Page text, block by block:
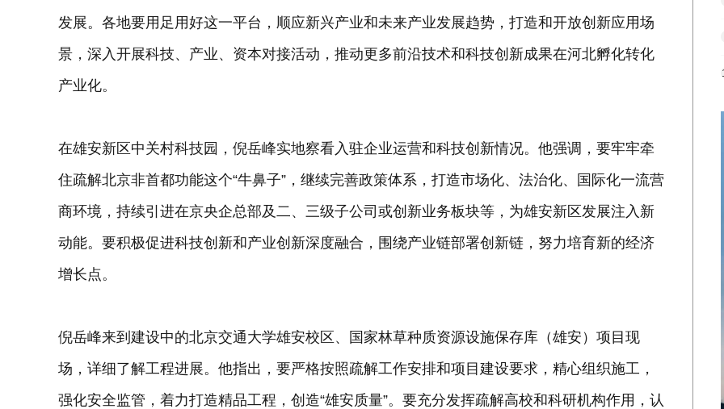
发展。各地要用足用好这一平台，顺应新兴产业和未来产业发展趋势，打造和开放创新应用场
景，深入开展科技、产业、资本对接活动，推动更多前沿技术和科技创新成果在河北孵化转化
产业化。
在雄安新区中关村科技园，倪岳峰实地察看入驻企业运营和科技创新情况。他强调，要牢牢牵
住疏解北京非首都功能这个“牛鼻子”，继续完善政策体系，打造市场化、法治化、国际化一流营
商环境，持续引进在京央企总部及二、三级子公司或创新业务板块等，为雄安新区发展注入新
动能。要积极促进科技创新和产业创新深度融合，围绕产业链部署创新链，努力培育新的经济
增长点。
倪岳峰来到建设中的北京交通大学雄安校区、国家林草种质资源设施保存库（雄安）项目现
场，详细了解工程进展。他指出，要严格按照疏解工作安排和项目建设要求，精心组织施工，
强化安全监管，着力打造精品工程，创造“雄安质量”。要充分发挥疏解高校和科研机构作用，认